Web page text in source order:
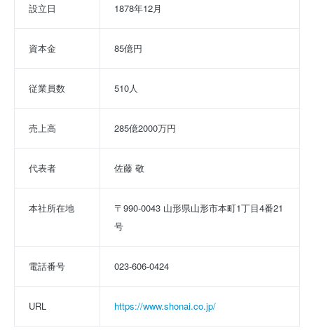
設立日 1878年12月
資本金 85億円
従業員数 510人
売上高 285億2000万円
代表者 佐藤 敬
本社所在地
〒990-0043 山形県山形市本町1丁目4番21
号
電話番号 023-606-0424
URL https://www.shonai.co.jp/